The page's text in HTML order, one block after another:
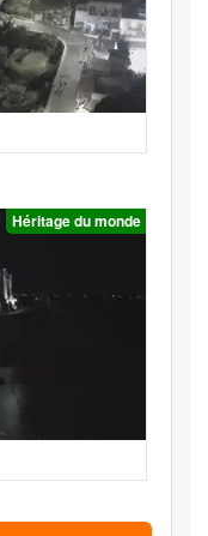
Héritage du monde